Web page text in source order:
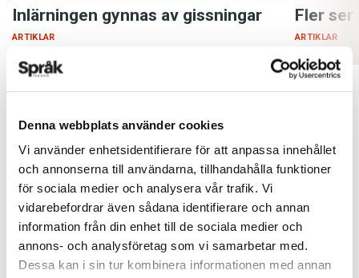
Denna webbplats använder cookies
Vi använder enhetsidentifierare för att anpassa innehållet
och annonserna till användarna, tillhandahålla funktioner
för sociala medier och analysera vår trafik. Vi
vidarebefordrar även sådana identifierare och annan
information från din enhet till de sociala medier och
annons- och analysföretag som vi samarbetar med.
Dessa kan i sin tur kombinera informationen med annan
Inlärningen gynnas av gissningar
ARTIKLAR
Fler
ARTIKLAR